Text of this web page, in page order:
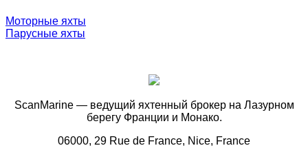
Моторные яхты
Парусные яхты
ScanMarine — ведущий яхтенный брокер на Лазурном
берегу Франции и Монако.
06000, 29 Rue de France, Nice, France